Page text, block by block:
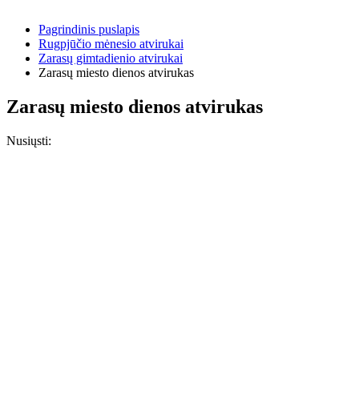
Pagrindinis puslapis
Rugpjūčio mėnesio atvirukai
Zarasų gimtadienio atvirukai
Zarasų miesto dienos atvirukas
Zarasų miesto dienos atvirukas
Nusiųsti: